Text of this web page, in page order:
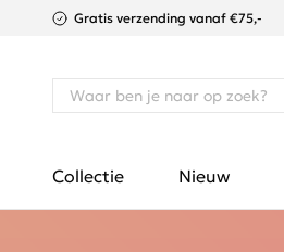
Gratis verzending vanaf €75,-
Collectie Nieuw